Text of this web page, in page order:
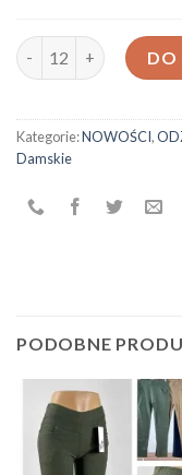
ilość Spodnie damskie
DO
Kategorie:NOWOŚCI,
Damskie
PODOBNE